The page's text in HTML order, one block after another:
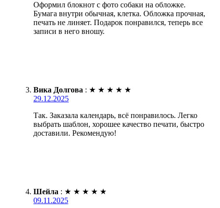
Оформил блокнот с фото собаки на обложке.
Бумага внутри обычная, клетка. Обложка прочная,
печать не линяет. Подарок понравился, теперь все
записи в него вношу.
Вика Долгова : ★ ★ ★ ★ ★
29.12.2025
Так. Заказала календарь, всё понравилось. Легко
выбрать шаблон, хорошее качество печати, быстро
доставили. Рекомендую!
Шейла : ★ ★ ★ ★ ★
09.11.2025